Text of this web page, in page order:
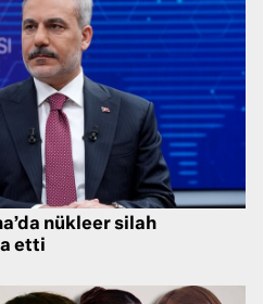
nükleer silah
etti